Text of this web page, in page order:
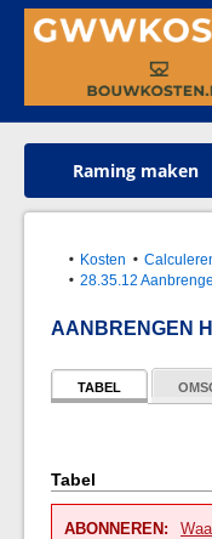
Raming maken
Kosten
28.35.12
AANBRENGEN
TABEL
Tabel
ABONNEREN: